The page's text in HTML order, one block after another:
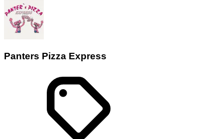
Panters Pizza Express